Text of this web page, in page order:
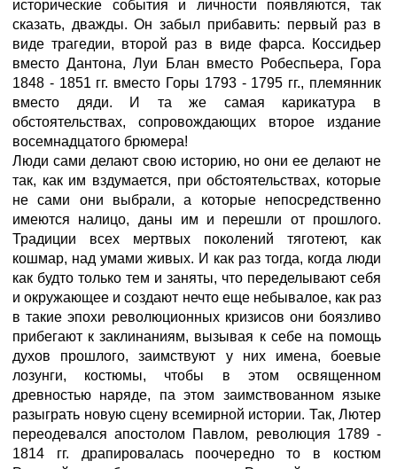
исторические события и личности появляются, так
сказать, дважды. Он забыл прибавить: первый раз в
виде трагедии, второй раз в виде фарса. Коссидьер
вместо Дантона, Луи Блан вместо Робеспьера, Гора
1848 - 1851 гг. вместо Горы 1793 - 1795 гг., племянник
вместо дяди. И та же самая карикатура в
обстоятельствах, сопровождающих второе издание
восемнадцатого брюмера!
Люди сами делают свою историю, но они ее делают не
так, как им вздумается, при обстоятельствах, которые
не сами они выбрали, а которые непосредственно
имеются налицо, даны им и перешли от прошлого.
Традиции всех мертвых поколений тяготеют, как
кошмар, над умами живых. И как раз тогда, когда люди
как будто только тем и заняты, что переделывают себя
и окружающее и создают нечто еще небывалое, как раз
в такие эпохи революционных кризисов они боязливо
прибегают к заклинаниям, вызывая к себе на помощь
духов прошлого, заимствуют у них имена, боевые
лозунги, костюмы, чтобы в этом освященном
древностью наряде, па этом заимствованном языке
разыграть новую сцену всемирной истории. Так, Лютер
переодевался апостолом Павлом, революция 1789 -
1814 гг. драпировалась поочередно то в костюм